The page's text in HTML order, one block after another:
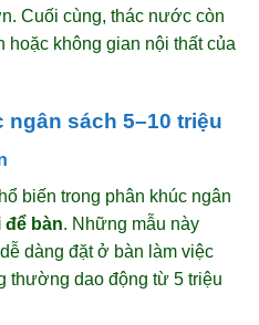
Cuối cùng, thác nước còn
không gian nội thất của
sách 5–10 triệu
biến trong phân khúc ngân
bàn. Những mẫu này
dàng đặt ở bàn làm việc
thường dao động từ 5 triệu